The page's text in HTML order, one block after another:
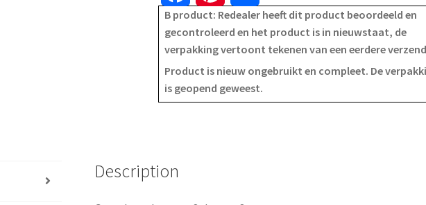
a
c
e
i
n
t
h
a
r
B product: Redealer heeft dit product beoordeeld en
gecontroleerd en het product is in nieuwstaat, de
verpakking vertoont tekenen van een eerdere
Product is nieuw ongebruikt en compleet. De
is geopend geweest.
Description